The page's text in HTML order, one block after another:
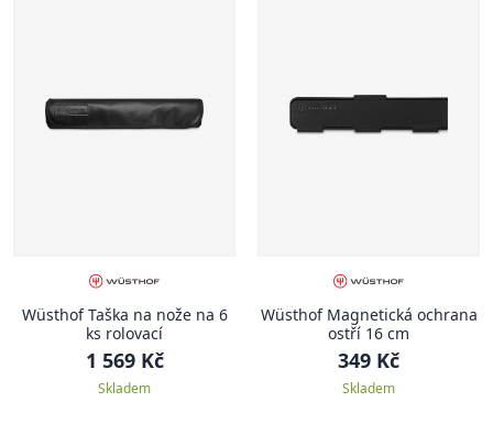
Wüsthof Taška na nože na 6
ks rolovací
1 569 Kč
Skladem
Wüsthof Magnetická ochrana
ostří 16 cm
349 Kč
Skladem